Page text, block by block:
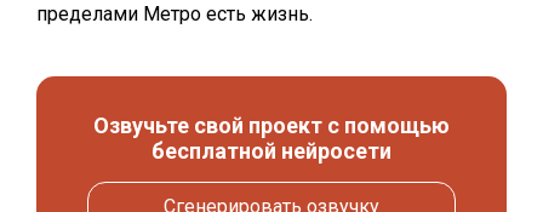
пределами Метро есть жизнь.
Озвучьте свой проект с помощью
бесплатной нейросети
Сгенерировать озвучку